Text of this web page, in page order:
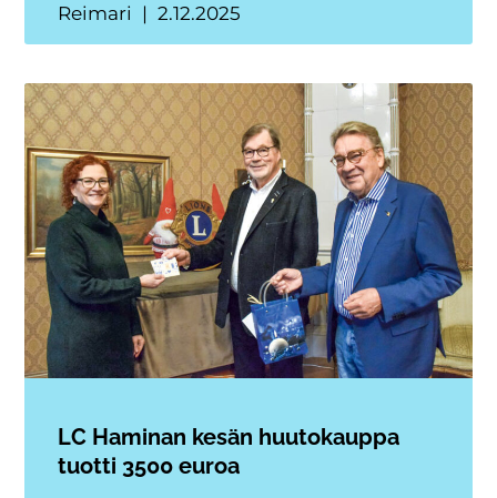
Reimari 2.12.2025
LC Haminan kesän huutokauppa
tuotti 3500 euroa